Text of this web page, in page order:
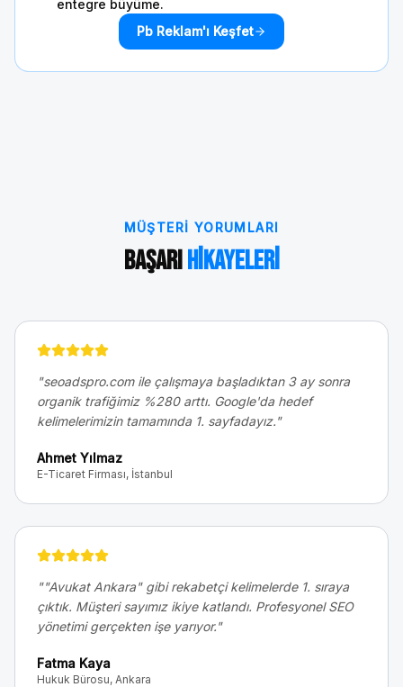
entegre büyüme.
Pb Reklam'ı Keşfet
MÜŞTERI YORUMLARI
BaşarıHikayeleri
"seoadspro.com ile çalışmaya başladıktan 3 ay sonra
organik trafiğimiz %280 arttı. Google'da hedef
kelimelerimizin tamamında 1. sayfadayız."
Ahmet Yılmaz
E-Ticaret Firması, İstanbul
""Avukat Ankara" gibi rekabetçi kelimelerde 1. sıraya
çıktık. Müşteri sayımız ikiye katlandı. Profesyonel SEO
yönetimi gerçekten işe yarıyor."
Fatma Kaya
Hukuk Bürosu, Ankara